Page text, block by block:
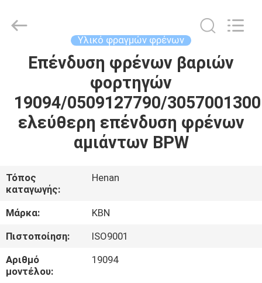
ΣΠΊΤΙ
ΠΡΟΪΌΝΤΑ
ΓΎΡΟΣ
ΕΡΓΟΣΤΑΣΊΩΝ
ΠΟΙΟΤΙΚΌΣ
ΈΛΕΓΧΟΣ
Υλικό φραγμών φρένων
Επένδυση φρένων βαριών
φορτηγών
19094/0509127790/3057001300
ελεύθερη επένδυση φρένων
αμιάντων BPW
Τόπος
καταγωγής:
Henan
Μάρκα:
KBN
Πιστοποίηση:
ISO9001
Αριθμό
μοντέλου:
19094